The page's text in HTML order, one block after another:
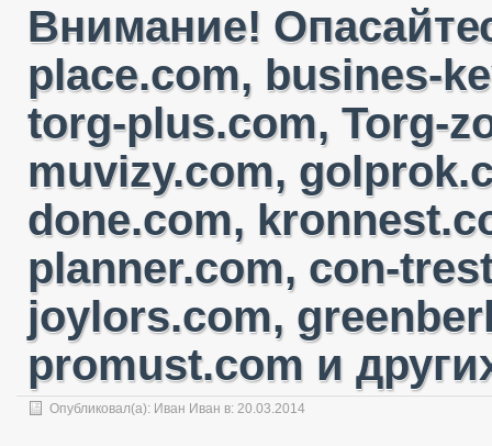
Внимание!
place.com, busines-
torg-plus.com, Torg-
muvizy.com,
done.com,
planner.com, con-
joylors.com,
promust.com и
Опубликовал(а): Иван Иван в: 20.03.2014